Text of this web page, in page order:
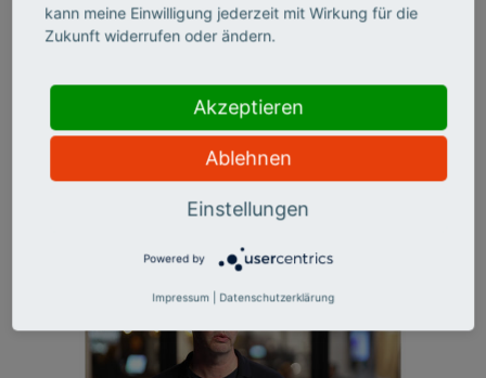
Markus Reihlen (Leuphana
Universität Lüneburg)
kann meine Einwilligung jederzeit mit Wirkung für die
Zukunft widerrufen oder ändern.
Akzeptieren
Ablehnen
Einstellungen
Powered by
Impressum Datenschutzerklärung